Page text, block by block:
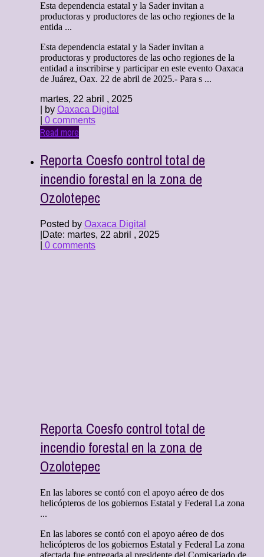
Esta dependencia estatal y la Sader invitan a
productoras y productores de las ocho regiones de la
entida ...
Esta dependencia estatal y la Sader invitan a
productoras y productores de las ocho regiones de la
entidad a inscribirse y participar en este evento Oaxaca
de Juárez, Oax. 22 de abril de 2025.- Para s ...
martes, 22 abril , 2025
| by Oaxaca Digital
0 comments
Read more
Reporta Coesfo control total de
incendio forestal en la zona de
Ozolotepec
Posted by Oaxaca Digital
Date: martes, 22 abril , 2025
0 comments
Reporta Coesfo control total de
incendio forestal en la zona de
Ozolotepec
En las labores se contó con el apoyo aéreo de dos
helicópteros de los gobiernos Estatal y Federal La zona
...
En las labores se contó con el apoyo aéreo de dos
helicópteros de los gobiernos Estatal y Federal La zona
afectada fue entregada al presidente del Comisariado de